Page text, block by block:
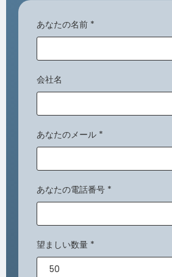
あなたの名前 *
会社名
あなたのメール *
あなたの電話番号 *
望ましい数量 *